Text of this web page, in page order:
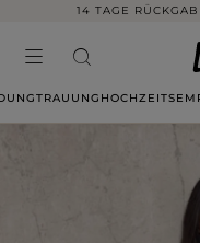
14 TAGE
TRAUUNG